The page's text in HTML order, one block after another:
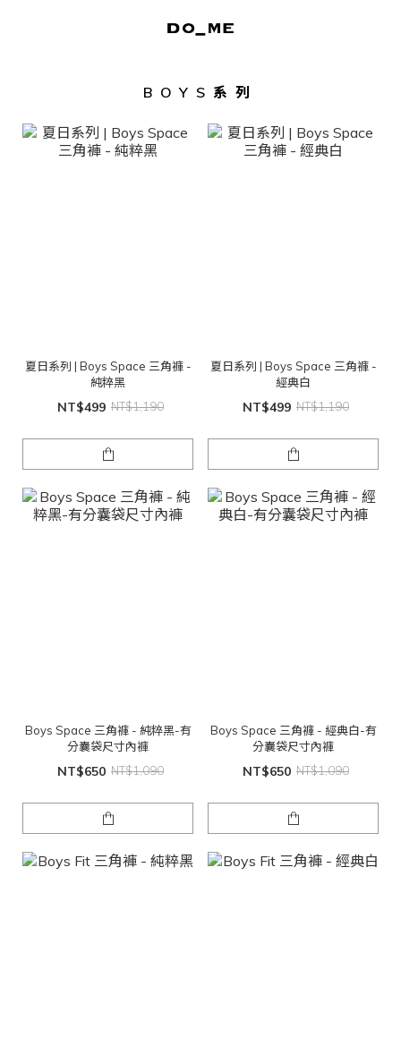
BOYS系列
夏日系列 | Boys Space 三角褲 -
純粹黑
NT$499 NT$1,190
夏日系列 | Boys Space 三角褲 -
經典白
NT$499 NT$1,190
Boys Space 三角褲 - 純粹黑-有
分囊袋尺寸內褲
NT$650 NT$1,090
Boys Space 三角褲 - 經典白-有
分囊袋尺寸內褲
NT$650 NT$1,090